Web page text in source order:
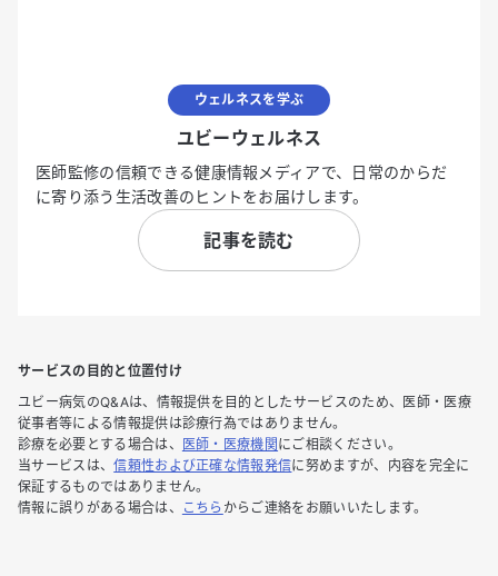
ウェルネスを学ぶ
ユビーウェルネス
医師監修の信頼できる健康情報メディアで、日常のからだ
に寄り添う生活改善のヒントをお届けします。
記事を読む
サービスの目的と位置付け
ユビー病気のQ&Aは、情報提供を目的としたサービスのため、医師・医療
従事者等による情報提供は診療行為ではありません。
診療を必要とする場合は、
医師・医療機関 にご相談ください。
当サービスは、信頼性および正確な情報発信に努めますが、内容を完全に
保証するものではありません。
情報に誤りがある場合は、
こちら からご連絡をお願いいたします。